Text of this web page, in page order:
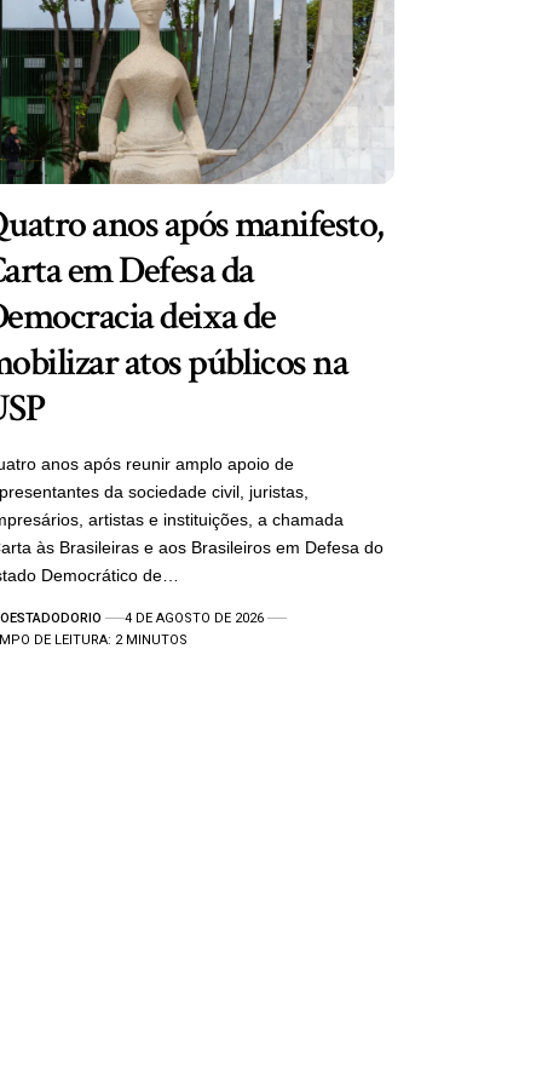
anos após manifesto,
em Defesa da
deixa de
atos públicos na
anos após reunir amplo apoio de
da sociedade civil, juristas,
artistas e instituições, a chamada
às Brasileiras e aos Brasileiros em Defesa do
Democrático de…
OESTADODORIO
4 DE AGOSTO DE 2026
DE LEITURA: 2 MINUTOS